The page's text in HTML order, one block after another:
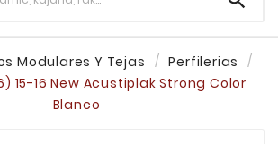
Modulares Y Tejas
Perfilerias
15-16 New Acustiplak Strong Color
Blanco